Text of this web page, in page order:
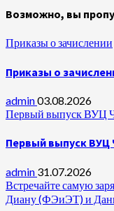
Возможно, вы
Приказы о зачислении
Приказы о
admin03.08.2026
Первый выпуск ВУЦ
Первый выпуск ВУЦ
admin 31.07.2026
Встречайте самую
Диану (ФЭиЭТ) и